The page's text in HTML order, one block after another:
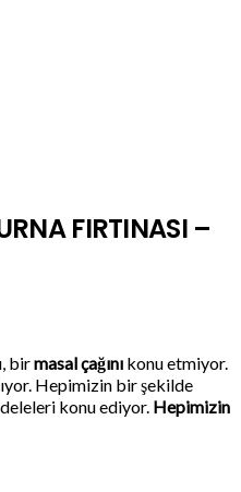
FIRTINASI –
birmasal çağını konu etmiyor.
Hepimizin bir şekilde
konu ediyor. Hepimizin